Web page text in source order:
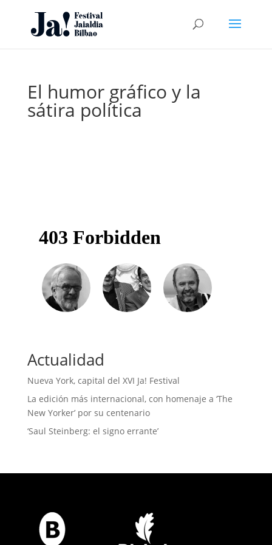
El humor gráfico y la
sátira política
Actualidad
Nueva York, capital del XVI Ja! Festival
La edición más internacional, con homenaje a ‘The
New Yorker’ por su centenario
‘Saul Steinberg: el signo errante’